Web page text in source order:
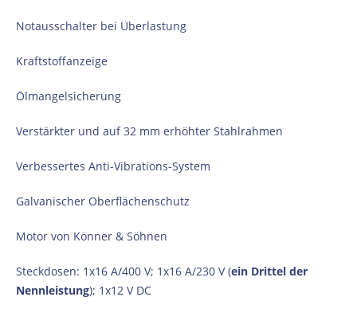
Notausschalter bei Überlastung
Kraftstoffanzeige
Ölmangelsicherung
Verstärkter und auf 32 mm erhöhter Stahlrahmen
Verbessertes Anti-Vibrations-System
Galvanischer Oberflächenschutz
Motor von Könner & Söhnen
Steckdosen: 1x16 A/400 V; 1x16 A/230 V (ein Drittel der
Nennleistung); 1x12 V DC